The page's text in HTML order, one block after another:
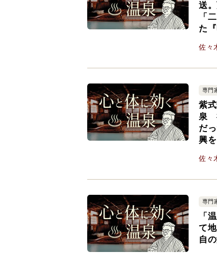
送
「
た
佐々
専門
紫
泉
だ
興を
佐々
専門
「
て
自